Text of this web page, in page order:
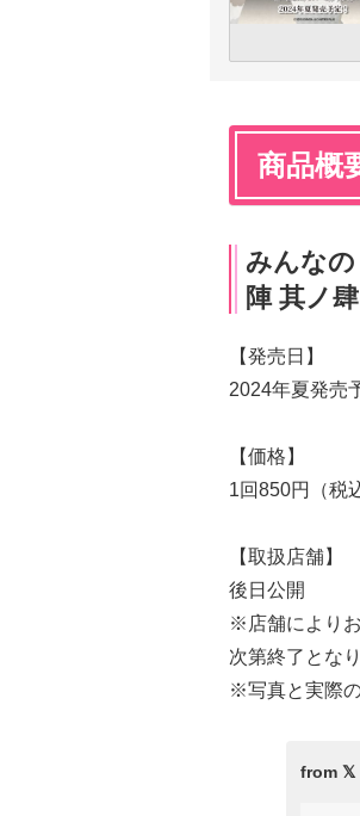
商品概
みんな
陣 其ノ
【発売日】
2024年夏発売
【価格】
1回850円（税
【取扱店舗】
後日公開
※店舗により
次第終了となり
※写真と実際